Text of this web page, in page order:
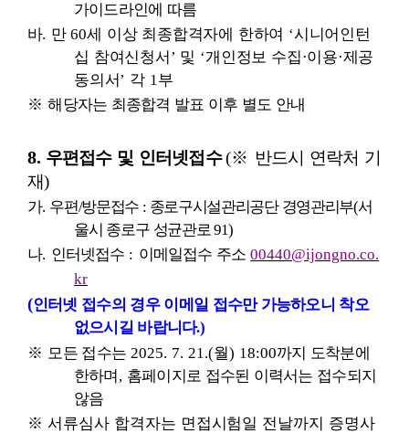
가이드라인에 따름
바. 만60세 이상 최종합격자에 한하여 ‘시니어인턴
십 참여신청서 ’ 및 ‘개인정보 수집 ·이용·제공
동의서’ 각 1부
※해당자는 최종합격 발표 이후 별도 안내
8. 우편접수 및 인터넷접수 (※ 반드시 연락처 기
재)
가. 우편/방문접수 : 종로구시설관리공단 경영관리부(서
울시 종로구 성균관로91)
나. 인터넷접수 : 이메일접수 주소00440@ijongno.co.
kr
(인터넷 접수의 경우 이메일 접수만 가능하오니 착오
없으시길 바랍니다.)
※ 모든 접수는 2025. 7. 21.(월) 18:00까지 도착분에
한하며 , 홈페이지로 접수된 이력서는 접수되지
않음
※ 서류심사 합격자는 면접시험일 전날까지 증명사